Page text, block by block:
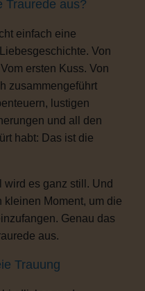
Traurede aus?
einfach eine
Von
ersten Kuss. Von
zusammengeführt
lustigen
und all den
habt: Das ist die
wird es ganz still. Und
kleinen Moment, um die
Genau das
aus.
Trauung